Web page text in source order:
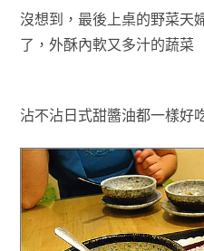
沒想到，最後上桌的野菜天
了 ，外酥內軟又多汁的蔬菜
沾不沾日式甜醬油都一樣好